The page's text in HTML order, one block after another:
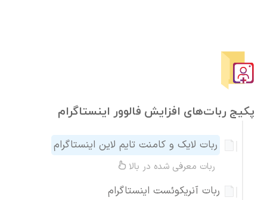
پکیج ربات‌های افزایش فالوور اینستاگرام
ربات آنریکوئست اینستاگرام
ربات لایک و کامنت تایم لاین اینستاگرام
ربات معرفی شده در بالا